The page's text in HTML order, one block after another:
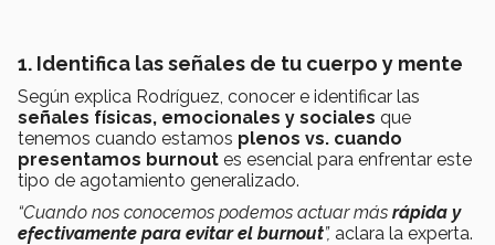
1. Identifica las señales de tu cuerpo y mente
Según explica Rodríguez, conocer e identificar las
señales físicas, emocionales y sociales que
tenemos cuando estamos plenos vs. cuando
presentamos burnout es esencial para enfrentar este
tipo de agotamiento generalizado.
“Cuando nos conocemos podemos actuar más rápida y
efectivamente para evitar el burnout”, aclara la experta.